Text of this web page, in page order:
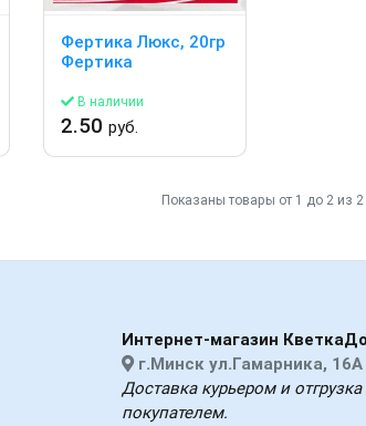
Фертика Люкс, 20гр
Фертика
В наличии
2.50 руб.
Показаны товары от 1 до 2 из 2
Интернет-магазин
г.Минск ул.Гамарника,
Доставка курьером и
покупателем.